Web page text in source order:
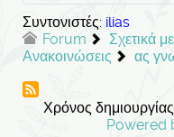
Συντονιστές: ilias
Forum
Σχετικά
Ανακοινώσεις
ας
Χρόνος
Powered